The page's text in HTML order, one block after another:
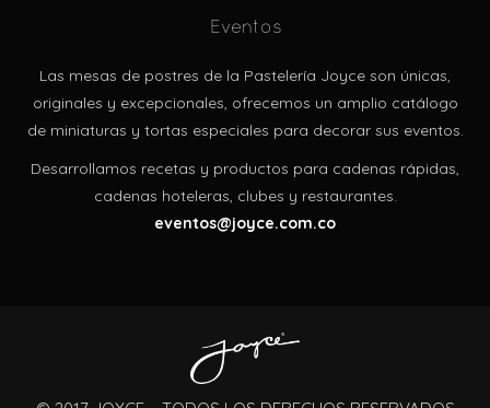
Eventos
Las mesas de postres de la Pastelería Joyce son únicas,
originales y excepcionales, ofrecemos un amplio catálogo
de miniaturas y tortas especiales para decorar sus eventos.
Desarrollamos recetas y productos para cadenas rápidas,
cadenas hoteleras, clubes y restaurantes.
eventos@joyce.com.co